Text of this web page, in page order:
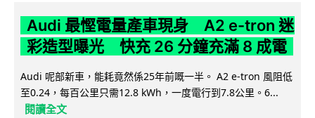
Audi 最慳電量產車現身 A2 e-tron 迷
彩造型曝光 快充 26 分鐘充滿 8 成電
Audi 呢部新車，能耗竟然係25年前嘅一半。 A2 e-tron 風阻低
至0.24，每百公里只需12.8 kWh，一度電行到7.8公里。6...
閱讀全文